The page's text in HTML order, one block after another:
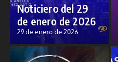
Noticiero del 29
de enero de 2026
29 de enero de 2026